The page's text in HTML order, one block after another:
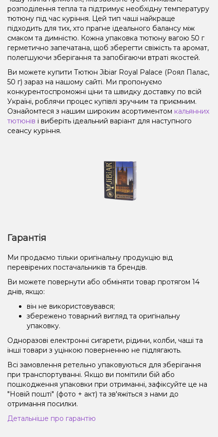
розподілення тепла та підтримує необхідну температуру
тютюну під час куріння. Цей тип чаші найкраще
підходить для тих, хто прагне ідеального балансу між
смаком та димністю. Кожна упаковка тютюну вагою 50 г
герметично запечатана, щоб зберегти свіжість та аромат,
полегшуючи зберігання та запобігаючи втраті якостей.
Ви можете купити Тютюн Jibiar Royal Palace (Роял Палас,
50 ​​г) зараз на нашому сайті. Ми пропонуємо
конкурентоспроможні ціни та швидку доставку по всій
Україні, роблячи процес купівлі зручним та приємним.
Ознайомтеся з нашим широким асортиментом кальянних
тютюнів і виберіть ідеальний варіант для наступного
сеансу куріння.
Гарантія
Ми продаємо тільки оригінальну продукцію від
перевірених постачальників та брендів.
Ви можете повернути або обміняти товар протягом 14
днів, якщо:
він не використовувався;
збережено товарний вигляд та оригінальну
упаковку.
Одноразові електронні сигарети, рідини, колби, чаші та
інші товари з уцінкою поверненню не підлягають.
Всі замовлення ретельно упаковуються для зберігання
при транспортуванні. Якщо ви помітили бій або
пошкодження упаковки при отриманні, зафіксуйте це на
"Новій пошті" (фото + акт) та зв'яжіться з нами до
отримання посилки.
Детальніше про гарантію